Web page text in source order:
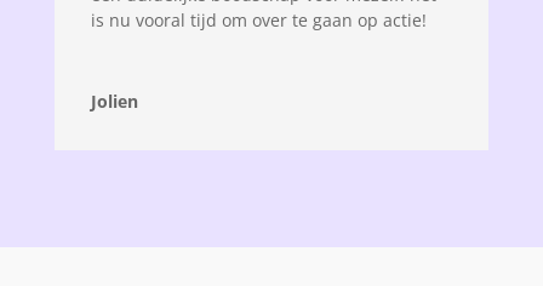
is nu vooral tijd om over te gaan op actie!
Jolien